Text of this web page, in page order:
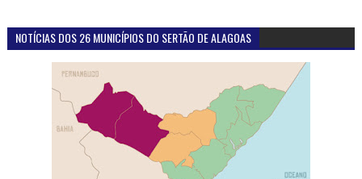
NOTÍCIAS DOS 26 MUNICÍPIOS DO SERTÃO DE ALAGOAS